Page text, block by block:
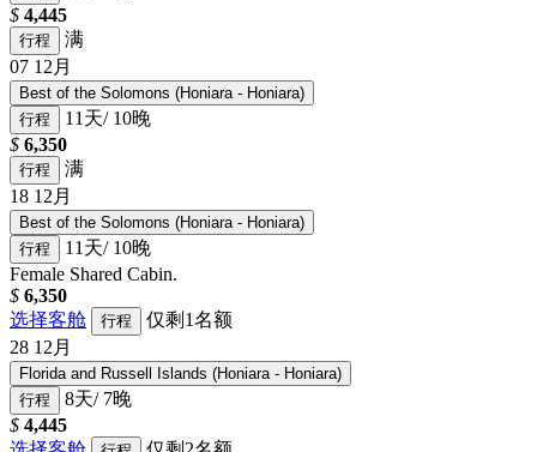
$ 4,445
行程
满
07 12月
Best of the Solomons (Honiara - Honiara)
行程
11天/ 10晚
$ 6,350
行程
满
18 12月
Best of the Solomons (Honiara - Honiara)
行程
11天/ 10晚
Female Shared Cabin.
$ 6,350
选择客舱
行程
仅剩1名额
28 12月
Florida and Russell Islands (Honiara - Honiara)
行程
8天/ 7晚
$ 4,445